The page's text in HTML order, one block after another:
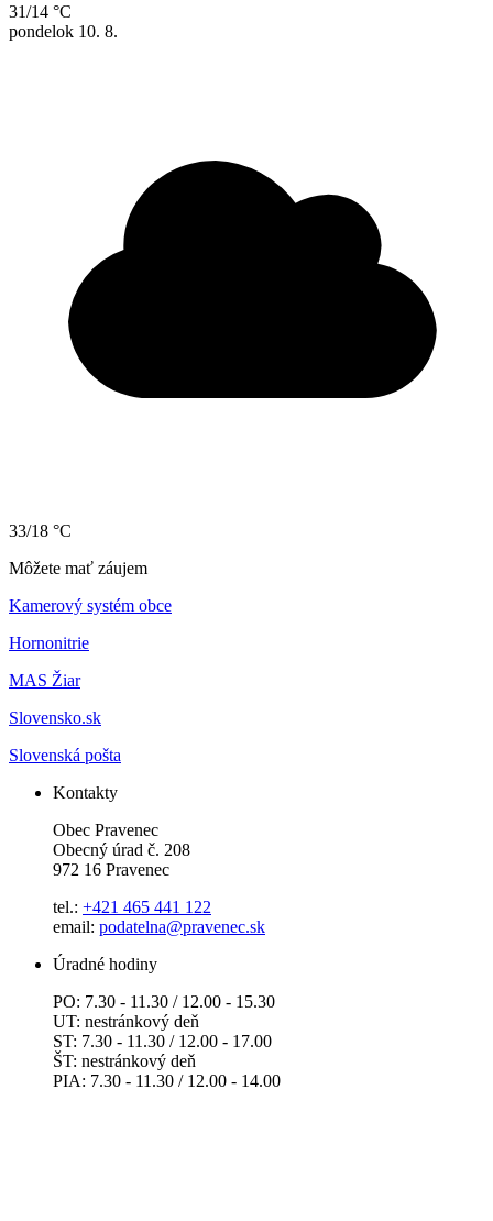
31/14 °C
pondelok 10. 8.
33/18 °C
Môžete mať záujem
Kamerový systém obce
Hornonitrie
MAS Žiar
Slovensko.sk
Slovenská pošta
Kontakty
Obec Pravenec
Obecný úrad č. 208
972 16 Pravenec
tel.: +421 465 441 122
email: podatelna@pravenec.sk
Úradné hodiny
PO: 7.30 - 11.30 / 12.00 - 15.30
UT: nestránkový deň
ST: 7.30 - 11.30 / 12.00 - 17.00
ŠT: nestránkový deň
PIA: 7.30 - 11.30 / 12.00 - 14.00